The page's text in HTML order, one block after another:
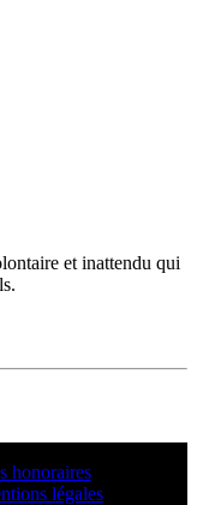
et inattendu qui
honoraires
légales